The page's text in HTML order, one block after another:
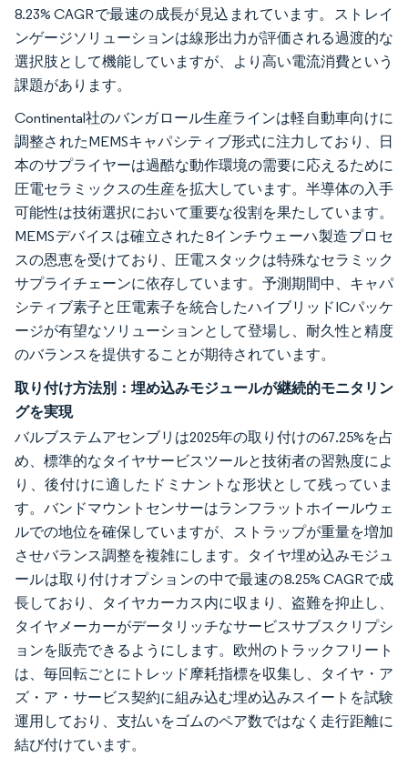
8.23% CAGRで最速の成長が見込まれています。ストレイ
ンゲージソリューションは線形出力が評価される過渡的な
選択肢として機能していますが、より高い電流消費という
課題があります。
Continental社のバンガロール生産ラインは軽自動車向けに
調整されたMEMSキャパシティブ形式に注力しており、日
本のサプライヤーは過酷な動作環境の需要に応えるために
圧電セラミックスの生産を拡大しています。半導体の入手
可能性は技術選択において重要な役割を果たしています。
MEMSデバイスは確立された8インチウェーハ製造プロセ
スの恩恵を受けており、圧電スタックは特殊なセラミック
サプライチェーンに依存しています。予測期間中、キャパ
シティブ素子と圧電素子を統合したハイブリッドICパッケ
ージが有望なソリューションとして登場し、耐久性と精度
のバランスを提供することが期待されています。
取り付け方法別：埋め込みモジュールが継続的モニタリン
グを実現
バルブステムアセンブリは2025年の取り付けの67.25%を占
め、標準的なタイヤサービスツールと技術者の習熟度によ
り、後付けに適したドミナントな形状として残っていま
す。バンドマウントセンサーはランフラットホイールウェ
ルでの地位を確保していますが、ストラップが重量を増加
させバランス調整を複雑にします。タイヤ埋め込みモジュ
ールは取り付けオプションの中で最速の8.25% CAGRで成
長しており、タイヤカーカス内に収まり、盗難を抑止し、
タイヤメーカーがデータリッチなサービスサブスクリプシ
ョンを販売できるようにします。欧州のトラックフリート
は、毎回転ごとにトレッド摩耗指標を収集し、タイヤ・ア
ズ・ア・サービス契約に組み込む埋め込みスイートを試験
運用しており、支払いをゴムのペア数ではなく走行距離に
結び付けています。